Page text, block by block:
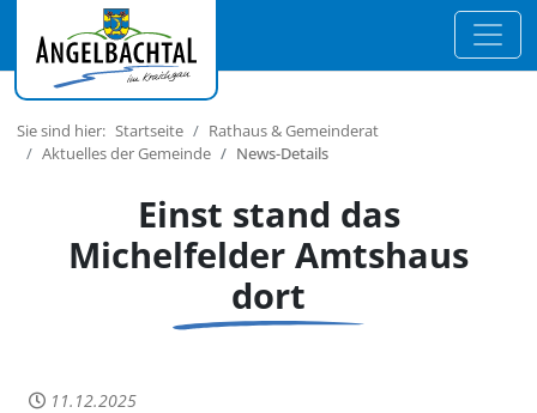
Sie sind hier: Startseite
Rathaus & Gemeinderat
Aktuelles der Gemeinde
News-Details
Einst stand das
Michelfelder Amtshaus
dort
11.12.2025